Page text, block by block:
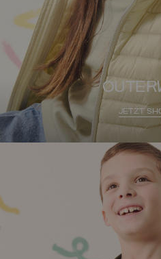
JETZT